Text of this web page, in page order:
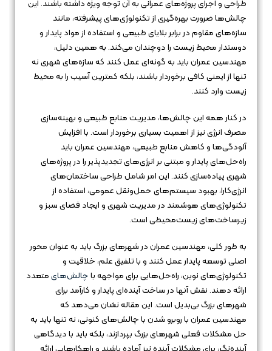
طراحی و اجرای پروژه‌های عمرانی به آن توجه ویژه داشته باشند. این
چالش‌ها ضرورت بهره‌گیری از تکنولوژی‌های پیشرفته، مانند
سازه‌های مقاوم در برابر بلایای طبیعی و استفاده از مواد پایدار و
دوستدار محیط زیست را دوچندان می‌کند. به همین دلیل،
مهندسین عمران باید به گونه‌ای عمل کنند که سازه‌های شهری نه
تنها از ایمنی کافی برخوردار باشند، بلکه کمترین آسیب را به محیط
زیست وارد کنند.
در کنار همه این چالش‌ها، مدیریت منابع طبیعی و بهینه‌سازی
مصرف انرژی نیز از اهمیت بسیاری برخوردار است. با افزایش
آلودگی‌ها و کاهش منابع طبیعی، مهندسین عمران باید
راه‌حل‌های پایدار و مبتنی بر انرژی‌های تجدیدپذیر را در پروژه‌های
شهری پیاده‌سازی کنند. این امر شامل طراحی ساختمان‌های
انرژی‌کارا، بهبود سیستم‌های حمل‌ونقل عمومی، استفاده از
تکنولوژی‌های هوشمند در مدیریت شهری و ایجاد فضای سبز و
زیرساخت‌های زیست‌محیطی است.
به طور کلی، مهندسین عمران در شهرهای بزرگ باید به عنوان محور
اصلی توسعه پایدار عمل کنند و با تلفیق علم، خلاقیت و
تکنولوژی‌های نوین، راه‌حل‌هایی برای مواجهه باچالش‌هایمتعدد
ارائه دهند. نقش آنها در ساخت آینده‌ای پایدار و کارآمد برای
شهرهای بزرگ بی‌بدیل است. این مقاله نشان می‌دهد که
مهندسین عمران با روبرو شدن با چالش‌های کنونی، نه تنها باید به
حل مشکلات فعلی شهرهای بزرگ بپردازند، بلکه باید با دیدگاهی